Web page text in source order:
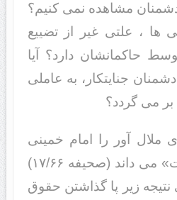
دشمنان مشاهده نمی کنیم؟
ها ، علتی غیر از تضییع
حاکمانشان دارد؟ آیا
جنایتکار، به عاملی
می گردد؟
آور را امام خمینی
نتیجه «زبونی یک ملت» می داند (صحیفه ۱۷/۶۶)
زیر پا گذاشتن حقوق